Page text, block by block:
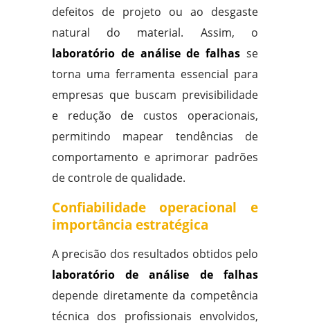
defeitos de projeto ou ao desgaste
natural do material. Assim, o
laboratório de análise de falhas se
torna uma ferramenta essencial para
empresas que buscam previsibilidade
e redução de custos operacionais,
permitindo mapear tendências de
comportamento e aprimorar padrões
de controle de qualidade.
Confiabilidade operacional e
importância estratégica
A precisão dos resultados obtidos pelo
laboratório de análise de falhas
depende diretamente da competência
técnica dos profissionais envolvidos,